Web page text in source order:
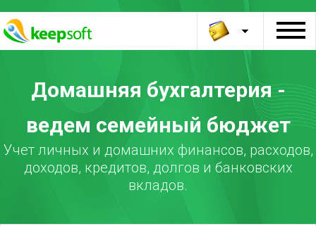
Домашняя бухгалтерия -
ведем семейный бюджет
Учет личных и домашних финансов, расходов,
доходов, кредитов, долгов и банковских
вкладов.